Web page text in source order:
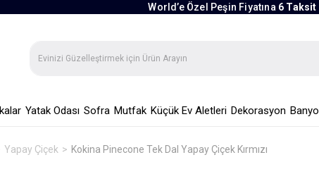
World’e Özel Peşin Fiyatına 6 Taksit
Yatak Odası Sofra Mutfak Küçük Ev Aletleri Dekorasyon Banyo
Yapay Çiçek Kokina Pinecone Tek Dal Yapay Çiçek Kırmızı